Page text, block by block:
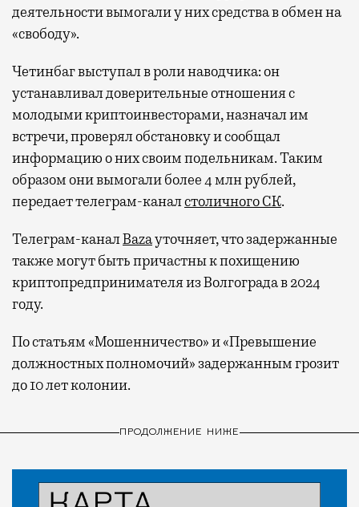
деятельности вымогали у них средства в обмен на
«свободу».
Четинбаг выступал в роли наводчика: он
устанавливал доверительные отношения с
молодыми криптоинвесторами, назначал им
встречи, проверял обстановку и сообщал
информацию о них своим подельникам. Таким
образом они вымогали более 4 млн рублей,
передает телеграм-каналстоличного СК.
Телеграм-каналBazaуточняет, что задержанные
также могут быть причастны к похищению
криптопредпринимателя из Волгограда в 2024
году.
По статьям «Мошенничество» и «Превышение
должностных полномочий» задержанным грозит
до 10 лет колонии.
ПРОДОЛЖЕНИЕ НИЖЕ